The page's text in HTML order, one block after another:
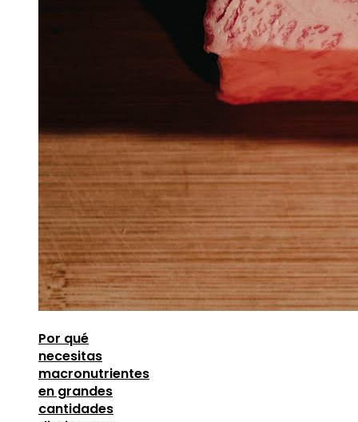
Por qué
necesitas
macronutrientes
en grandes
cantidades